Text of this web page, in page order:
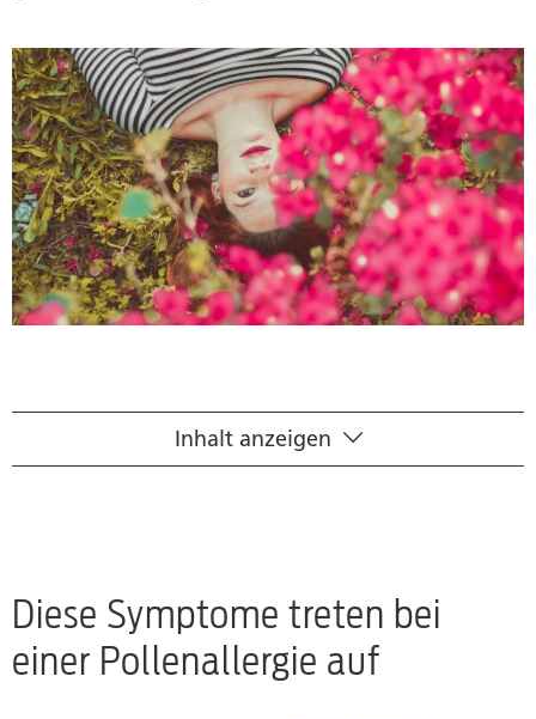
Symptome einer Pollenallergie
Augen
Homöopathie bei Heuschnupfen & Allergien der
Augen
Inhalt anzeigen
Diese Symptome treten bei
einer Pollenallergie auf